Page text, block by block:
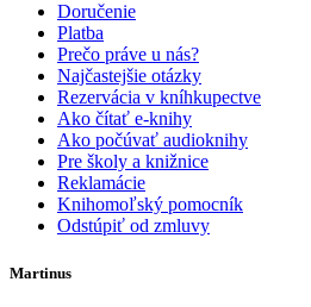
Doručenie
Platba
Prečo práve u nás?
Najčastejšie otázky
Rezervácia v kníhkupectve
Ako čítať e-knihy
Ako počúvať audioknihy
Pre školy a knižnice
Reklamácie
Knihomoľský pomocník
Odstúpiť od zmluvy
Martinus